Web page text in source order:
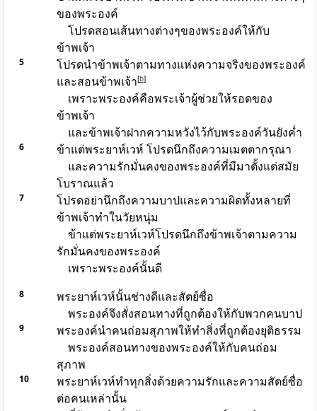
ของพระองค์
โปรดสอนเส้นทางต่างๆของพระองค์ให้กับ
ข้าพเจ้า
5
โปรดนำข้าพเจ้าตามทางแห่งความจริงของพระองค์
และสอนข้าพเจ้า[b]
เพราะพระองค์คือพระเจ้าผู้ช่วยให้รอดของ
ข้าพเจ้า
และข้าพเจ้าฝากความหวังไว้กับพระองค์วันยังค่ำ
6
ข้าแต่พระยาห์เวห์ โปรดนึกถึงความเมตตากรุณา
และความรักมั่นคงของพระองค์ที่มีมาตั้งแต่สมัย
โบราณแล้ว
7
โปรดอย่านึกถึงความบาปและความผิดทั้งหลายที่
ข้าพเจ้าทำในวัยหนุ่ม
ข้าแต่พระยาห์เวห์โปรดนึกถึงข้าพเจ้าตามความ
รักมั่นคงของพระองค์
เพราะพระองค์นั้นดี
8
พระยาห์เวห์นั้นช่างดีและสัตย์ซื่อ
พระองค์จึงสั่งสอนทางที่ถูกต้องให้กับพวกคนบาป
9
พระองค์นำคนถ่อมสุภาพให้ทำสิ่งที่ถูกต้องยุติธรรม
พระองค์สอนทางของพระองค์ให้กับคนถ่อม
สุภาพ
10
พระยาห์เวห์ทำทุกสิ่งด้วยความรักและความสัตย์ซื่อ
ต่อคนเหล่านั้น